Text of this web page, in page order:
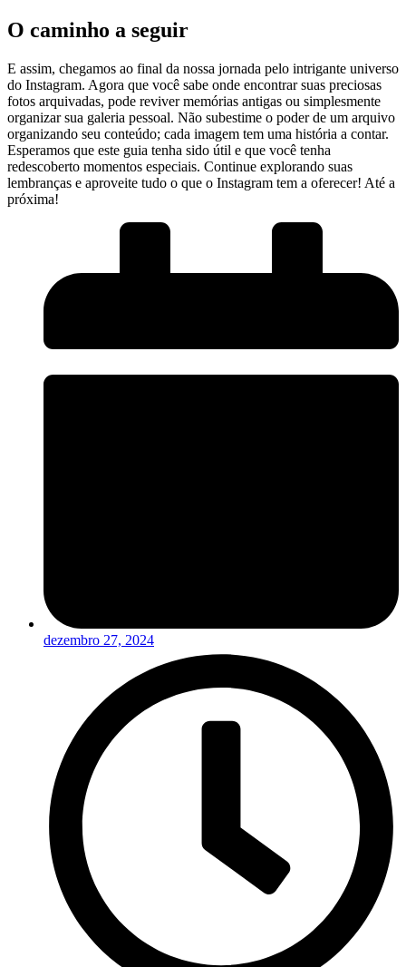
O caminho a seguir
E assim, ⁣chegamos ao final da ​nossa jornada pelo intrigante universo
do⁢ Instagram. Agora que⁤ você sabe onde⁢ encontrar ⁣suas preciosas
‍fotos arquivadas,​ pode reviver memórias antigas ou ⁣simplesmente
organizar sua galeria⁢ pessoal. Não subestime o poder de⁤ um⁤ arquivo
⁢organizando seu conteúdo; ‍cada imagem​ tem uma ⁤história‌ a contar.
⁤Esperamos que este guia tenha sido ⁢útil e que⁣ você⁣ tenha
redescoberto momentos especiais. Continue explorando​ suas
lembranças e aproveite ‍tudo o que o Instagram tem a oferecer! Até⁢ a
⁢próxima!
dezembro 27, 2024